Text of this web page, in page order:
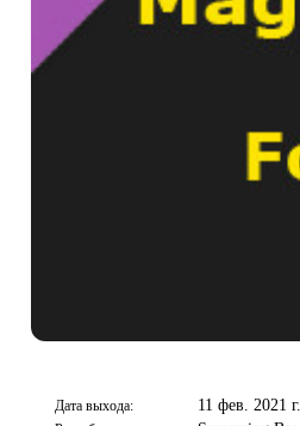
Дата выхода: 11 фев. 2021 г.